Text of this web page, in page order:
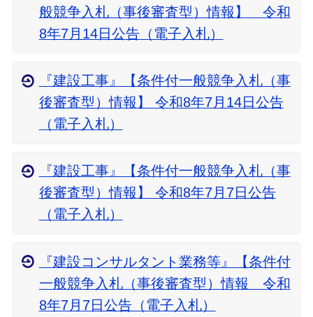
般競争入札（事後審査型）情報】 令和
8年7月14日公告（電子入札）
『建設工事』【条件付一般競争入札（事
後審査型）情報】 令和8年7月14日公告
（電子入札）
『建設工事』【条件付一般競争入札（事
後審査型）情報】 令和8年7月7日公告
（電子入札）
『建設コンサルタント業務等』【条件付
一般競争入札（事後審査型）情報 令和
8年7月7日公告（電子入札）